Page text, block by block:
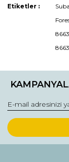
Bu ürünün fiyat
kullanarak
Görüş ve
Ürün
Ürün
Bu ürüne
Etiketler :